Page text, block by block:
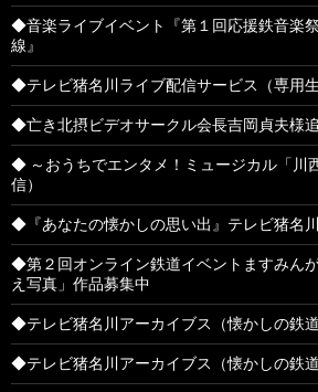
◆音楽ライブイベント『第１回応援鉄音楽
線』
◆テレビ猪名川ライブ配信サービス（専用
◆亡き北摂ビデオサークル会長吉岡貞夫様
◆ ～おうちでエンタメ！ミュージカル「川
信）
◆『あなたの懐かしの思い出』テレビ猪名
◆第２回オンライン鉄道イベントますみん
え写真」作品募集中
◆テレビ猪名川アーカイブス（懐かしの鉄
◆テレビ猪名川アーカイブス（懐かしの鉄